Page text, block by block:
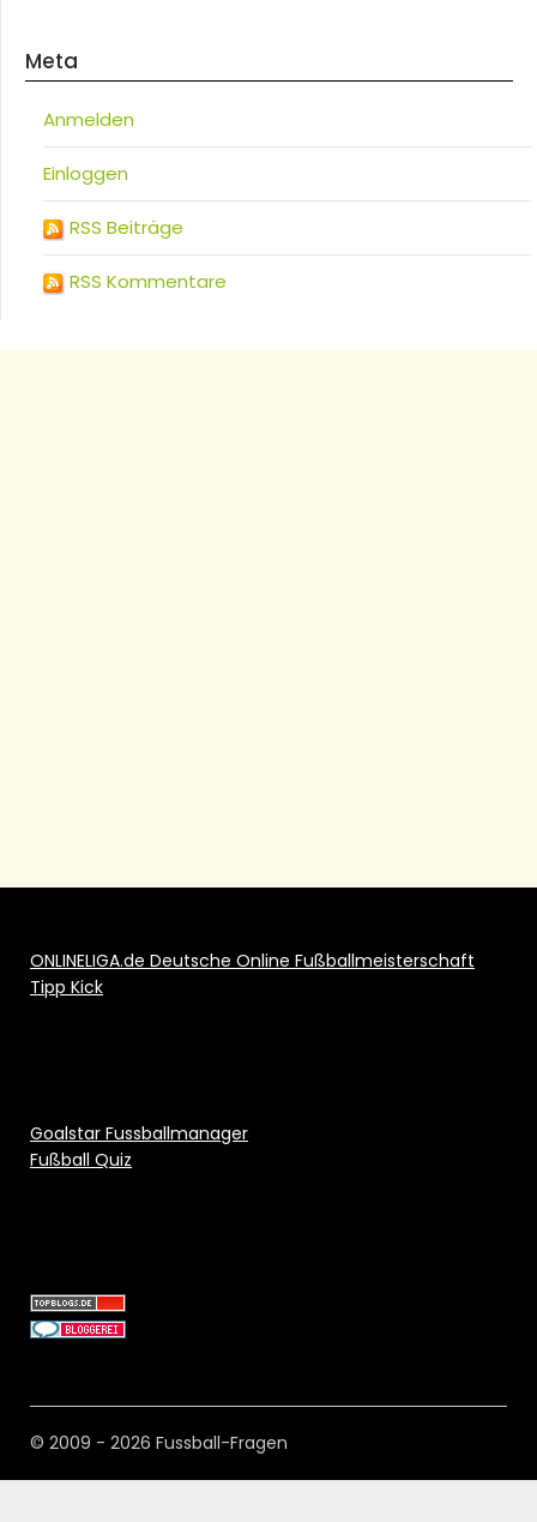
Meta
Anmelden
Einloggen
RSS Beiträge
RSS Kommentare
ONLINELIGA.de Deutsche Online Fußballmeisterschaft
Tipp Kick
Goalstar Fussballmanager
Fußball Quiz
© 2009 - 2026 Fussball-Fragen